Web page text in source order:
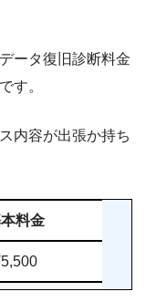
ータ復旧診断料金
す。
内容が出張か持ち
料金